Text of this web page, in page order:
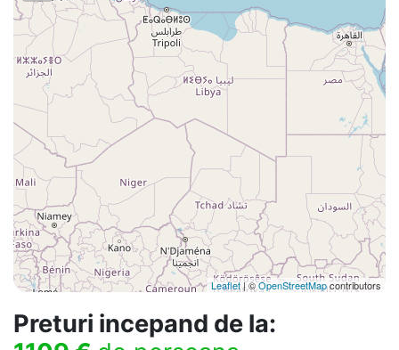
Leaflet| ©OpenStreetMapcontributors
Preturi incepand de la: